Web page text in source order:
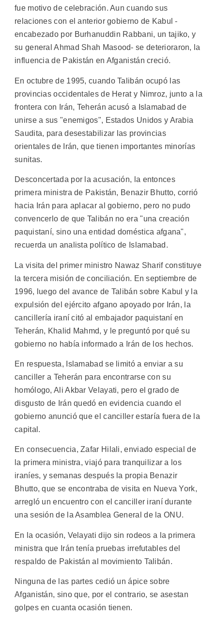
fue motivo de celebración. Aun cuando sus
relaciones con el anterior gobierno de Kabul -
encabezado por Burhanuddin Rabbani, un tajiko, y
su general Ahmad Shah Masood- se deterioraron, la
influencia de Pakistán en Afganistán creció.
En octubre de 1995, cuando Talibán ocupó las
provincias occidentales de Herat y Nimroz, junto a la
frontera con Irán, Teherán acusó a Islamabad de
unirse a sus "enemigos", Estados Unidos y Arabia
Saudita, para desestabilizar las provincias
orientales de Irán, que tienen importantes minorías
sunitas.
Desconcertada por la acusación, la entonces
primera ministra de Pakistán, Benazir Bhutto, corrió
hacia Irán para aplacar al gobierno, pero no pudo
convencerlo de que Talibán no era "una creación
paquistaní, sino una entidad doméstica afgana",
recuerda un analista político de Islamabad.
La visita del primer ministro Nawaz Sharif constituye
la tercera misión de conciliación. En septiembre de
1996, luego del avance de Talibán sobre Kabul y la
expulsión del ejército afgano apoyado por Irán, la
cancillería iraní citó al embajador paquistaní en
Teherán, Khalid Mahmd, y le preguntó por qué su
gobierno no había informado a Irán de los hechos.
En respuesta, Islamabad se limitó a enviar a su
canciller a Teherán para encontrarse con su
homólogo, Ali Akbar Velayati, pero el grado de
disgusto de Irán quedó en evidencia cuando el
gobierno anunció que el canciller estaría fuera de la
capital.
En consecuencia, Zafar Hilali, enviado especial de
la primera ministra, viajó para tranquilizar a los
iraníes, y semanas después la propia Benazir
Bhutto, que se encontraba de visita en Nueva York,
arregló un encuentro con el canciller iraní durante
una sesión de la Asamblea General de la ONU.
En la ocasión, Velayati dijo sin rodeos a la primera
ministra que Irán tenía pruebas irrefutables del
respaldo de Pakistán al movimiento Talibán.
Ninguna de las partes cedió un ápice sobre
Afganistán, sino que, por el contrario, se asestan
golpes en cuanta ocasión tienen.